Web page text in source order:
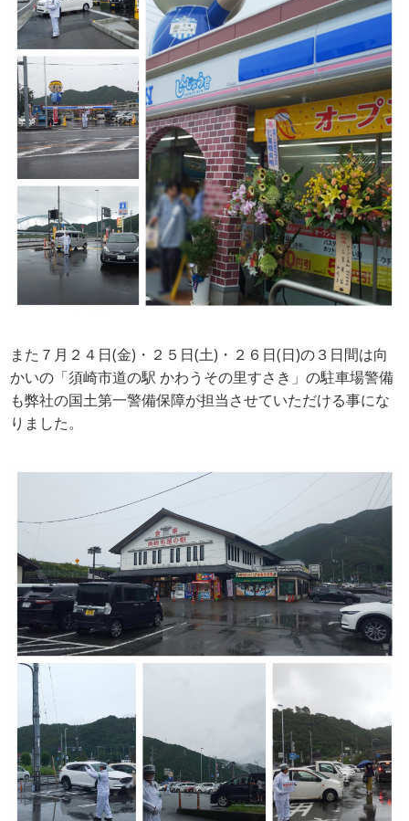
また７月２４日(金)・２５日(土)・２６日(日)の３日間は向
かいの「須崎市道の駅 かわうその里すさき」の駐車場警備
も弊社の国土第一警備保障が担当させていただける事にな
りました。